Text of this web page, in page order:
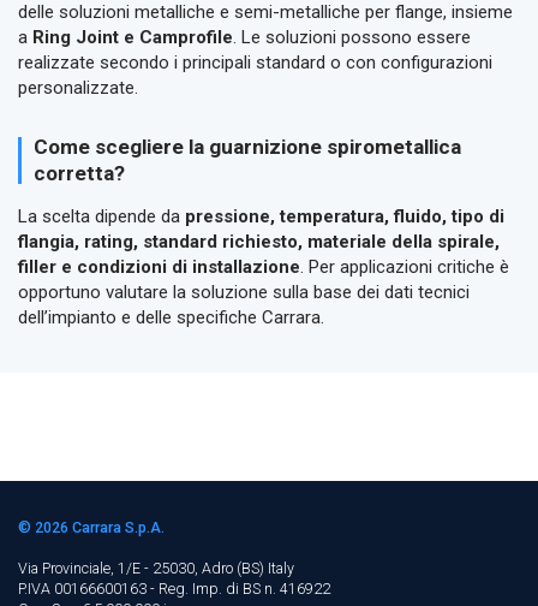
delle soluzioni metalliche e semi-metalliche per flange, insieme
a Ring Joint e Camprofile. Le soluzioni possono essere
realizzate secondo i principali standard o con configurazioni
personalizzate.
Come scegliere la guarnizione spirometallica
corretta?
La scelta dipende da pressione, temperatura, fluido, tipo di
flangia, rating, standard richiesto, materiale della spirale,
filler e condizioni di installazione. Per applicazioni critiche è
opportuno valutare la soluzione sulla base dei dati tecnici
dell’impianto e delle specifiche Carrara.
© 2026 Carrara S.p.A.
Via Provinciale, 1/E - 25030, Adro (BS) Italy
P.IVA 00166600163 - Reg. Imp. di BS n. 416922